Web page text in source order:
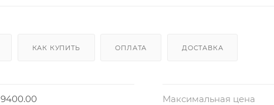
КАК КУПИТЬ ОПЛАТА ДОСТАВКА
9400.00 Максимальная цена